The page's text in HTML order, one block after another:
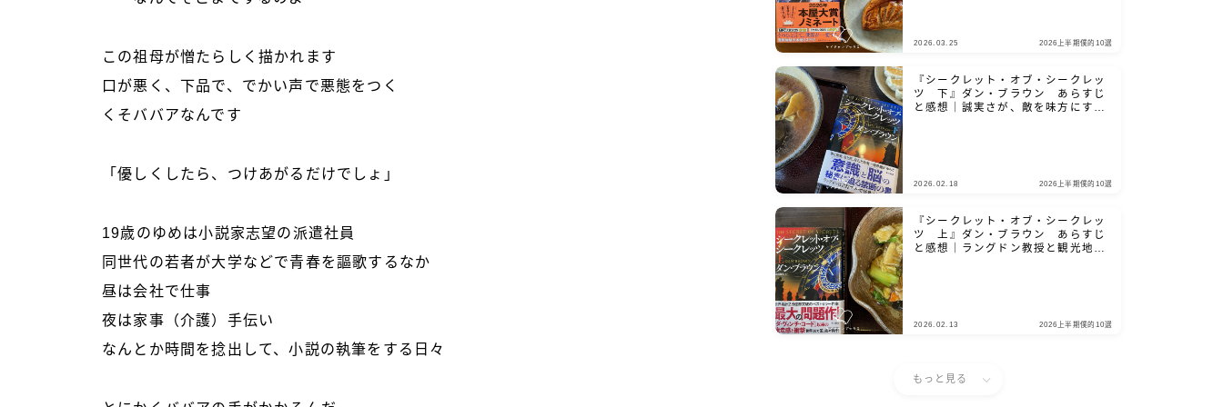
この祖母が憎たらしく描かれます
口が悪く、下品で、でかい声で悪態をつく
くそババアなんです
「優しくしたら、つけあがるだけでしょ」
19歳のゆめは小説家志望の派遣社員
同世代の若者が大学などで青春を謳歌するなか
昼は会社で仕事
夜は家事（介護）手伝い
なんとか時間を捻出して、小説の執筆をする日々
2026.03.25 2026上半期僕的10選
『シークレット・オブ・シークレッ
ツ 下』ダン・ブラウン あらすじ
と感想｜誠実さが、敵を味方にする
2026.02.18 2026上半期僕的10選
『シークレット・オブ・シークレッ
ツ 上』ダン・ブラウン あらすじ
と感想｜ラングドン教授と観光地を
2026.02.13 2026上半期僕的10選
もっと見る